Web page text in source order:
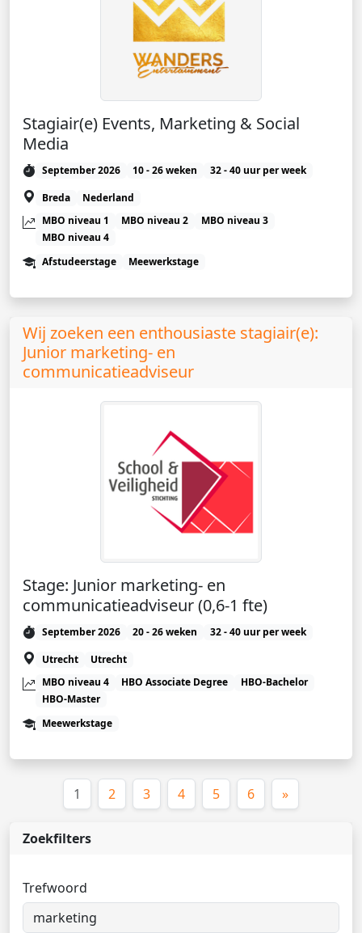
Zoekfilters
Trefwoord
Stagiair(e) Events, Marketing & Social
Media
September 2026 10 - 26 weken
32 - 40 uur per week
Breda
Nederland
MBO niveau 1
MBO niveau 2
MBO niveau 3
MBO niveau 4
Afstudeerstage
Meewerkstage
Wij zoeken een enthousiaste stagiair(e):
Junior marketing- en
communicatieadviseur
Stage: Junior marketing- en
communicatieadviseur (0,6-1 fte)
September 2026 20 - 26 weken
32 - 40 uur per week
Utrecht
Utrecht
MBO niveau 4
HBO Associate Degree
HBO-Bachelor
HBO-Master
Meewerkstage
1 (huidige)
2 3 4 5 6 »